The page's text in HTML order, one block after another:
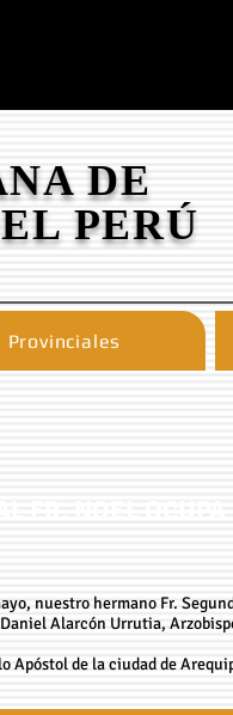
DE
PERÚ
Provinciales
nuestro hermano Fr.
Alarcón Urrutia,
Apóstol de la ciudad de